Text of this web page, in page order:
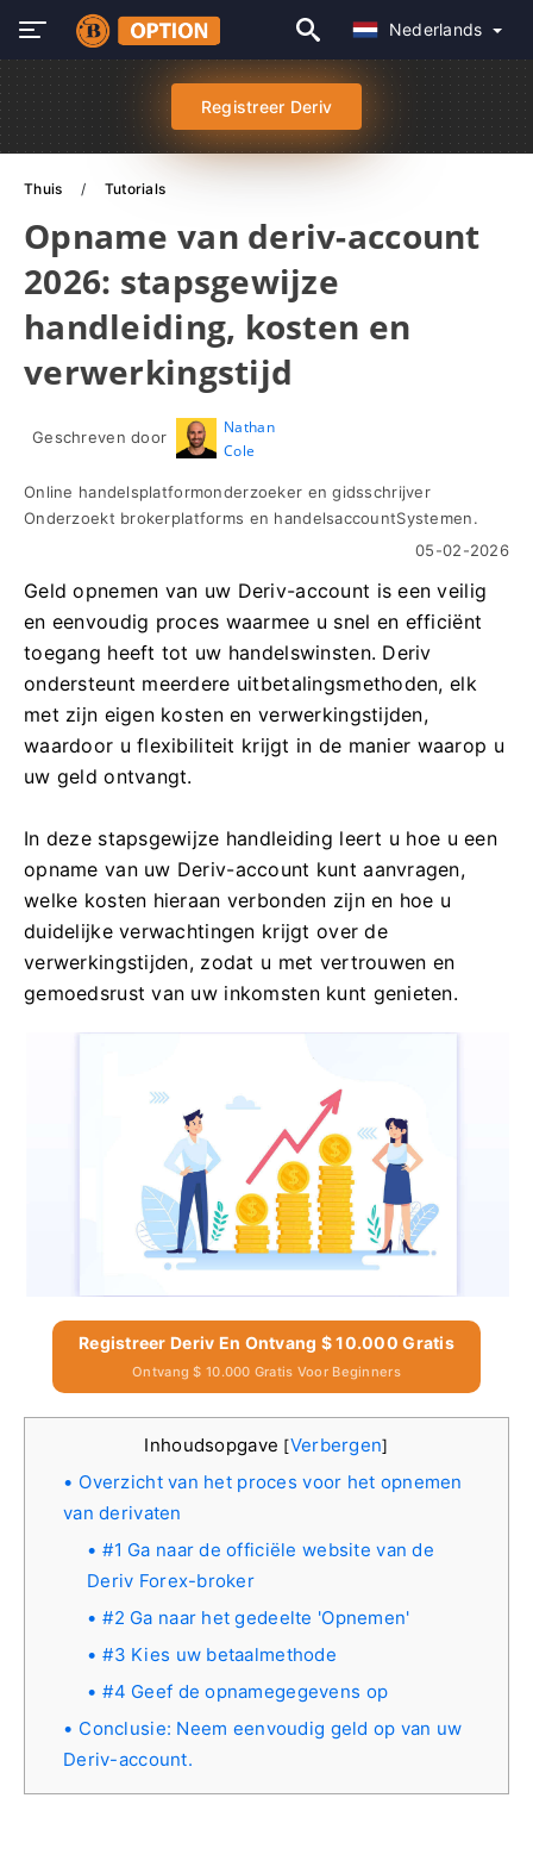
Nederlands
Registreer Deriv
Thuis Tutorials
Opname van deriv-account
2026: stapsgewijze
handleiding, kosten en
verwerkingstijd
Geschreven door
Nathan
Cole
Online handelsplatformonderzoeker en gidsschrijver
Onderzoekt brokerplatforms en handelsaccountSystemen.
05-02-2026
Geld opnemen van uw Deriv-account is een veilig
en eenvoudig proces waarmee u snel en efficiënt
toegang heeft tot uw handelswinsten. Deriv
ondersteunt meerdere uitbetalingsmethoden, elk
met zijn eigen kosten en verwerkingstijden,
waardoor u flexibiliteit krijgt in de manier waarop u
uw geld ontvangt.
In deze stapsgewijze handleiding leert u hoe u een
opname van uw Deriv-account kunt aanvragen,
welke kosten hieraan verbonden zijn en hoe u
duidelijke verwachtingen krijgt over de
verwerkingstijden, zodat u met vertrouwen en
gemoedsrust van uw inkomsten kunt genieten.
Registreer Deriv En Ontvang $ 10.000 Gratis
Ontvang $ 10.000 Gratis Voor Beginners
Inhoudsopgave [Verbergen]
Overzicht van het proces voor het opnemen
van derivaten
#1 Ga naar de officiële website van de
Deriv Forex-broker
#2 Ga naar het gedeelte 'Opnemen'
#3 Kies uw betaalmethode
#4 Geef de opnamegegevens op
Conclusie: Neem eenvoudig geld op van uw
Deriv-account.